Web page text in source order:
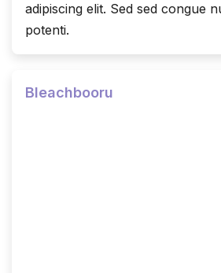
adipiscing elit. Sed sed congue
potenti.
Bleachbooru